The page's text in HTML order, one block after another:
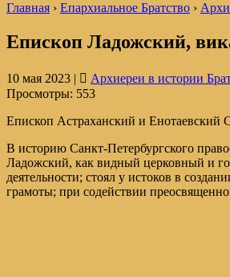
Главная › Епархиальное Братство ›
Епископ Ладожский,
10 мая 2023 | Архиереи в истории
Просмотры: 553
Епископ Астраханский и Енотаевский
В историю Санкт-Петербургского
Ладожский, как видный церковный и
деятельности; стоял у истоков в
грамоты; при содействии